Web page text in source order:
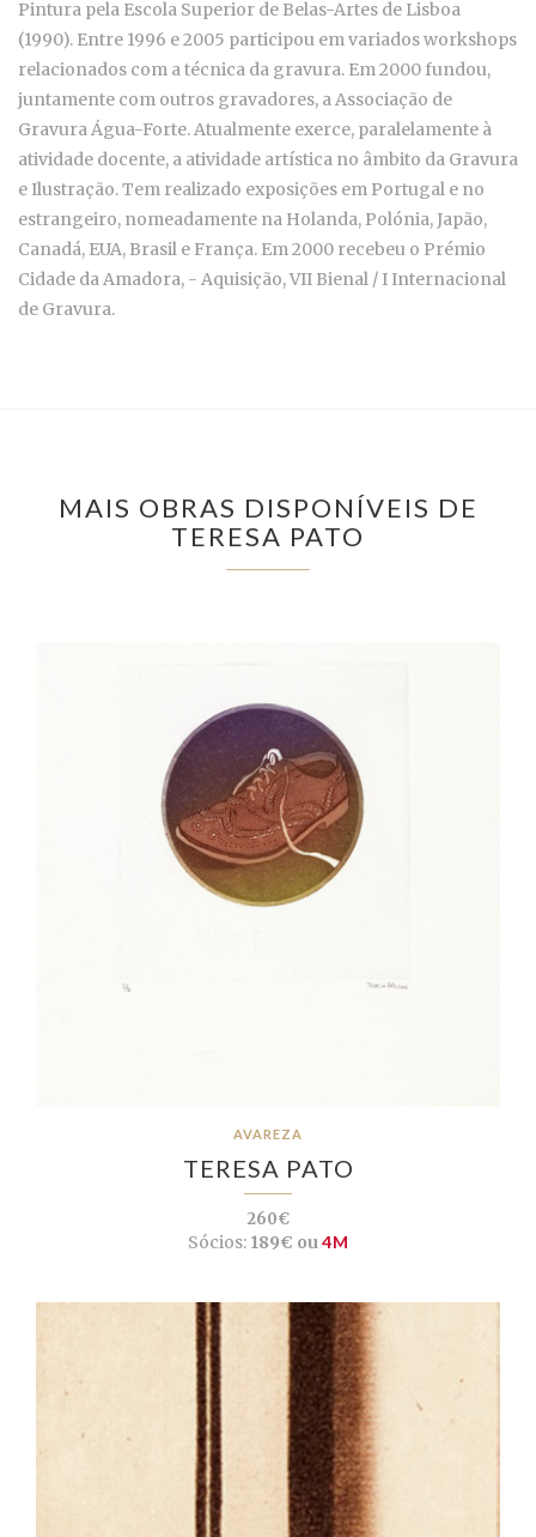
Pintura pela Escola Superior de Belas-Artes de Lisboa
(1990). Entre 1996 e 2005 participou em variados workshops
relacionados com a técnica da gravura. Em 2000 fundou,
juntamente com outros gravadores, a Associação de
Gravura Água-Forte. Atualmente exerce, paralelamente à
atividade docente, a atividade artística no âmbito da Gravura
e Ilustração. Tem realizado exposições em Portugal e no
estrangeiro, nomeadamente na Holanda, Polónia, Japão,
Canadá, EUA, Brasil e França. Em 2000 recebeu o Prémio
Cidade da Amadora, - Aquisição, VII Bienal / I Internacional
de Gravura.
MAIS OBRAS DISPONÍVEIS DE
TERESA PATO
AVAREZA
TERESA PATO
260€
Sócios:189€ ou 4M